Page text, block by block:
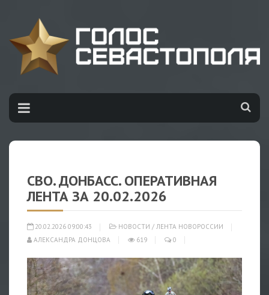
СВО. ДОНБАСС. ОПЕРАТИВНАЯ
ЛЕНТА ЗА 20.02.2026
20.02.2026 09:00:43 НОВОСТИ / ЛЕНТА НОВОРОССИИ
АЛЕКСАНДРА ДОНЦОВА
619 0